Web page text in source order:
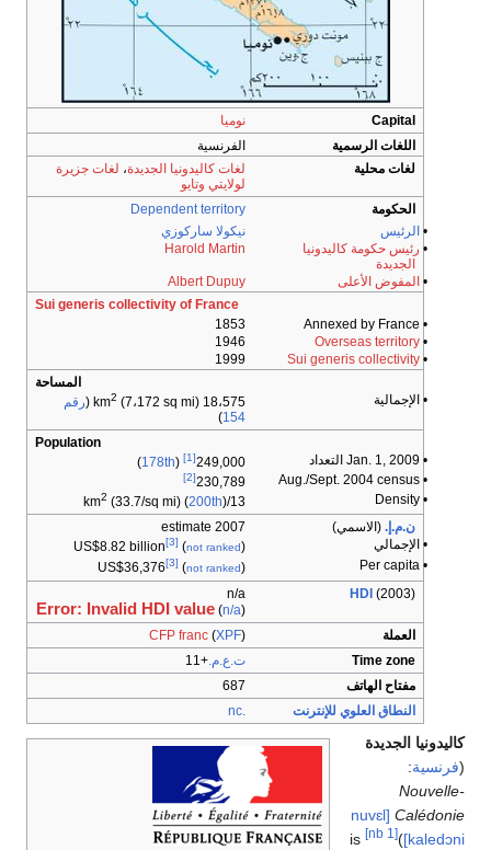
Capital
نوميا
اللغات الرسمية
الفرنسية
لغات محلية
لغات كاليدونيا الجديدة،لغات جزيرة
لولايتي وتايو
الحكومة
Dependent territory
•الرئيس
نيكولا ساركوزي
•رئيس حكومة كاليدونيا
الجديدة
Harold Martin
•المفوض الأعلى
Albert Dupuy
Sui generis collectivity of France
• Annexed by France
1853
•
Overseas territory
1946
•
Sui generis collectivity
1999
المساحة
• الإجمالية
18،575 km 2(7،172 sq mi) (
رقم
154
)
Population
• Jan. 1, 2009 التعداد
249,000
[1]
(
178th
)
• Aug./Sept. 2004 census
230,789
[2]
• Density
13/km
2(33.7/sq mi) (200th)
ن.م.إ. (الاسمي)
2007 estimate
• الإجمالي
US$8.82 billion [3](not ranked
• Per capita
US$36,376 [3](not ranked
HDI (2003)
n/a
Error: Invalid HDI value(n/a
العملة
CFP franc(XPF
Time zone
ت.ع.م.+11
مفتاح الهاتف
687
النطاق العلوي للإنترنت
كاليدونيا الجديدة
فرنسية:
Nouvelle-
Calédonie
[nuvɛl
kaledɔni]
)
[nb 1]
is